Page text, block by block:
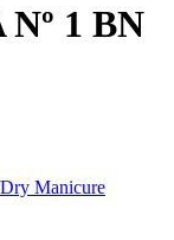
1 BN
Manicure